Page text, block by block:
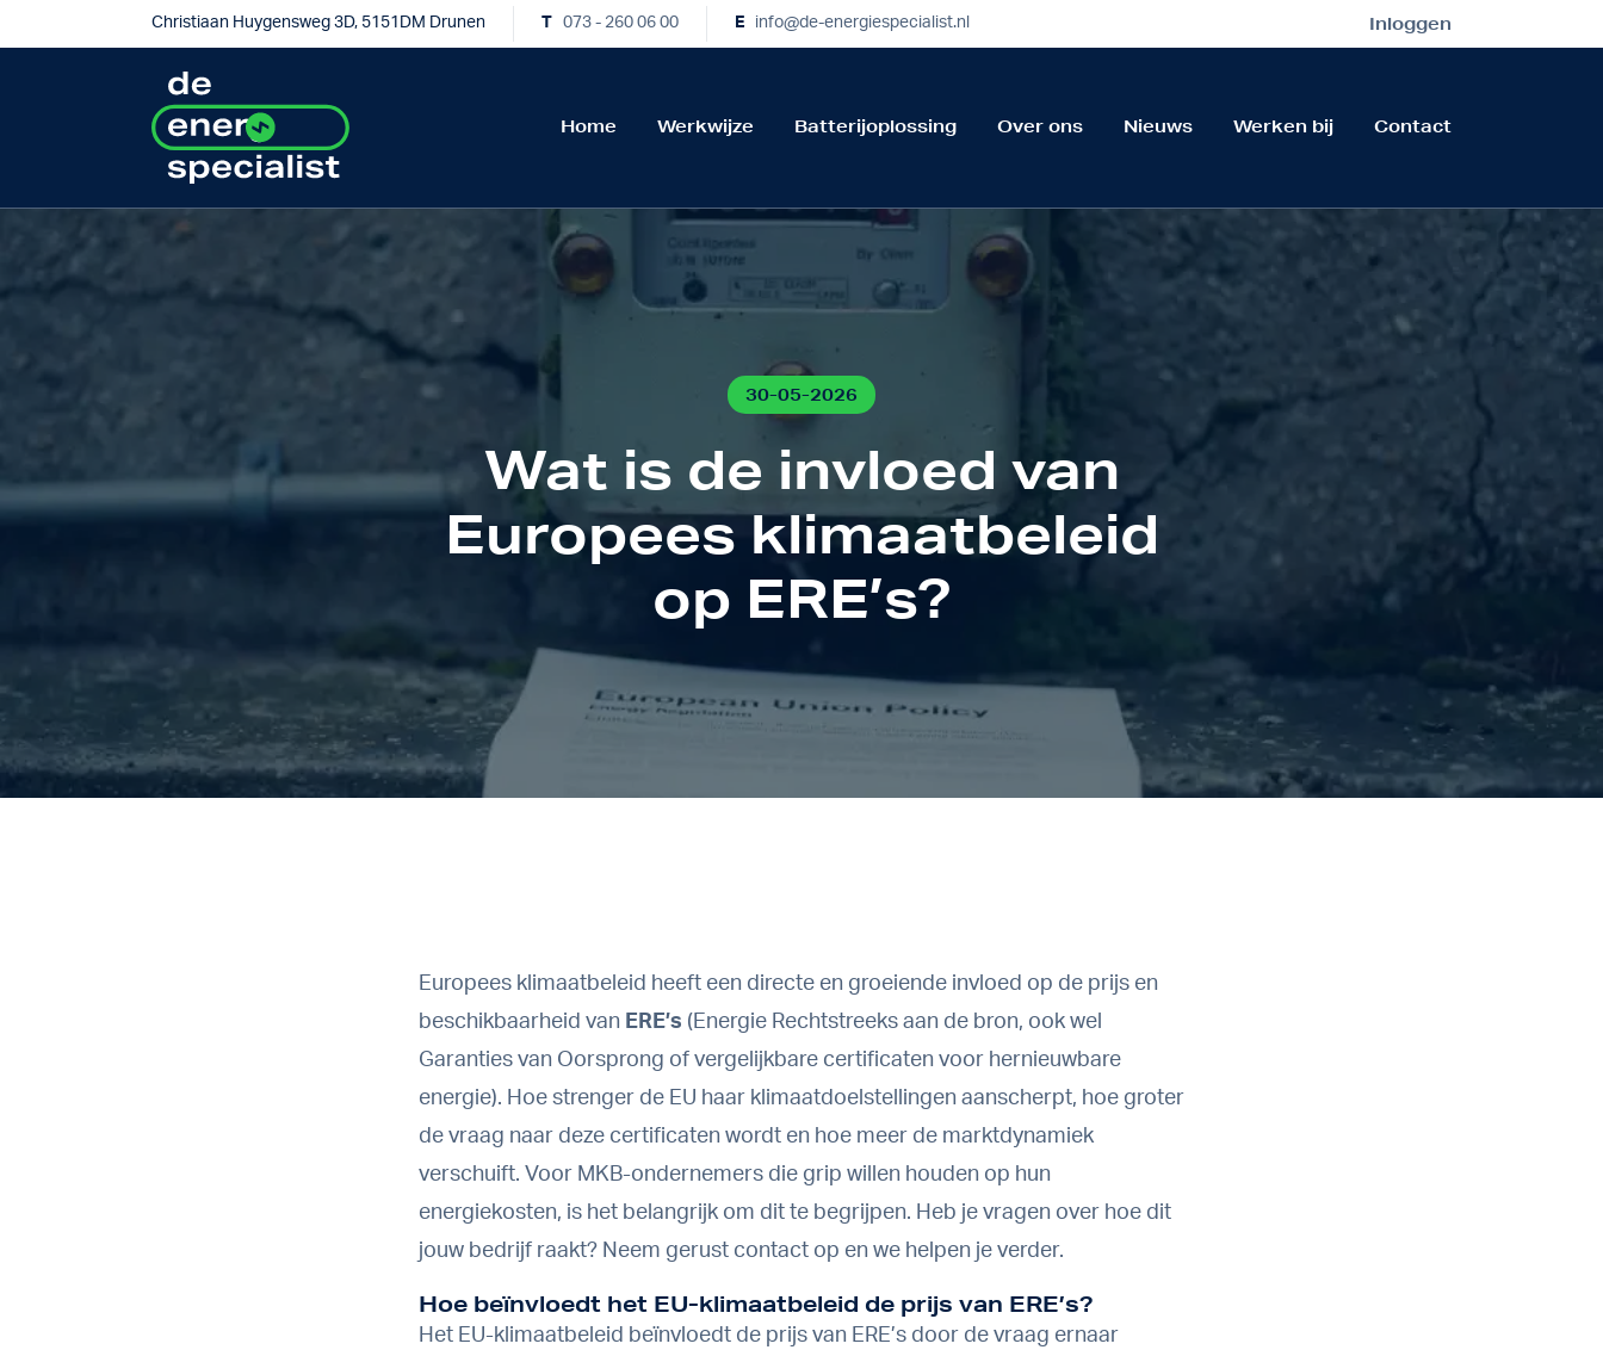
Christiaan Huygensweg 3D, 5151DM Drunen T 073 - 260 06 00 E info@de-energiespecialist.nl Inloggen
Home Werkwijze Batterijoplossing Over ons Nieuws Werken bij Contact
30-05-2026
Wat is de invloed van
Europees klimaatbeleid
op ERE’s?
Europees klimaatbeleid heeft een directe en groeiende invloed op de prijs en
beschikbaarheid van ERE’s (Energie Rechtstreeks aan de bron, ook wel
Garanties van Oorsprong of vergelijkbare certificaten voor hernieuwbare
energie). Hoe strenger de EU haar klimaatdoelstellingen aanscherpt, hoe groter
de vraag naar deze certificaten wordt en hoe meer de marktdynamiek
verschuift. Voor MKB-ondernemers die grip willen houden op hun
energiekosten, is het belangrijk om dit te begrijpen. Heb je vragen over hoe dit
jouw bedrijf raakt? Neem gerust contact op en we helpen je verder.
Hoe beïnvloedt het EU-klimaatbeleid de prijs van ERE’s?
Het EU-klimaatbeleid beïnvloedt de prijs van ERE’s door de vraag ernaar